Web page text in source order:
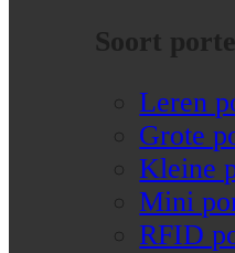
Soort
Leren
Grote
Kleine
Mini
RFID